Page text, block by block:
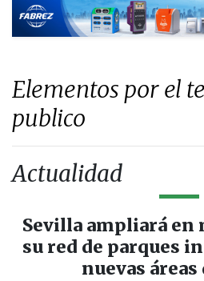
Elementos por el
publico
Actualidad
Sevilla ampliará en
su red de parques
nuevas áreas